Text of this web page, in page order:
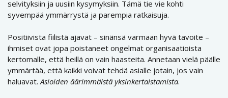
selvityksiin ja uusiin kysymyksiin. Tämä tie vie kohti
syvempää ymmärrystä ja parempia ratkaisuja.
Positiivista fiilistä ajavat – sinänsä varmaan hyvä tavoite –
ihmiset ovat jopa poistaneet ongelmat organisaatioista
kertomalle, että heillä on vain haasteita. Annetaan vielä päälle
ymmärtää, että kaikki voivat tehdä asialle jotain, jos vain
haluavat.Asioiden äärimmäistä yksinkertaistamista.